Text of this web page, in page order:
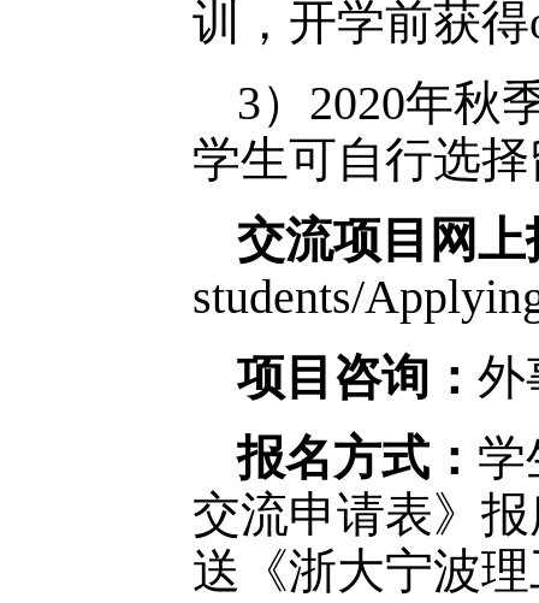
训，开学前获
3）2020年秋
学生可自行选
交流项目网
students/
项目咨询：外
报名方式： 学
交流申请表》
送《浙大宁波